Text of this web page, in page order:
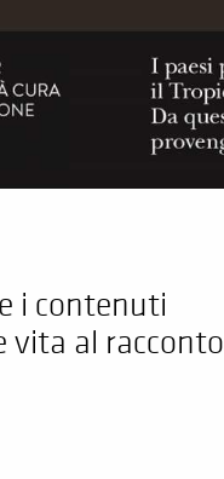
i contenuti
vita al racconto